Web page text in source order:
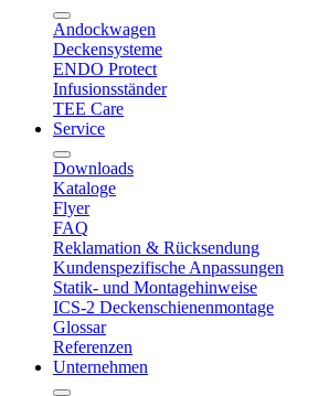
Andockwagen
Deckensysteme
ENDO Protect
Infusionsständer
TEE Care
Service
Downloads
Kataloge
Flyer
FAQ
Reklamation & Rücksendung
Kundenspezifische Anpassungen
Statik- und Montagehinweise
ICS-2 Deckenschienenmontage
Glossar
Referenzen
Unternehmen